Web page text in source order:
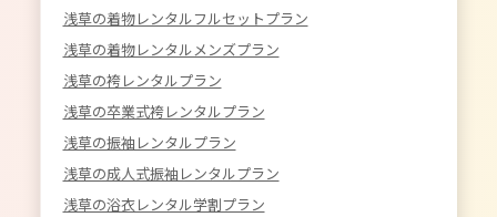
浅草の着物レンタルフルセットプラン
浅草の着物レンタルメンズプラン
浅草の袴レンタルプラン
浅草の卒業式袴レンタルプラン
浅草の振袖レンタルプラン
浅草の成人式振袖レンタルプラン
浅草の浴衣レンタル学割プラン